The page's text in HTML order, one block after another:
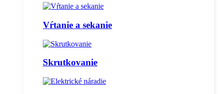
Vŕtanie a sekanie
Skrutkovanie